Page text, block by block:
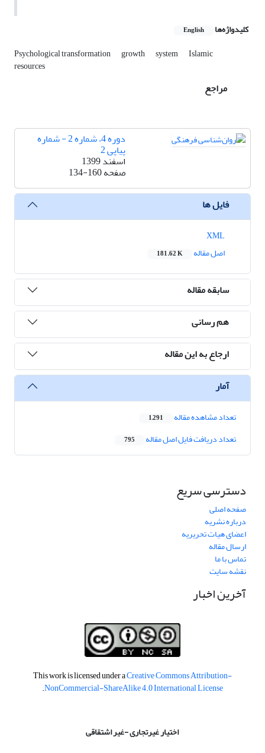
کلیدواژه‌ها English
Psychological transformation growth system Islamic
resources
مراجع
دوره 4، شماره 2 - شماره
پیاپی 2
اسفند 1399
صفحه134-160
فایل ها
اصل مقاله
181.62 K
سابقه مقاله
هم رسانی
ارجاع به این مقاله
آمار
تعداد مشاهده مقاله 1,291
تعداد دریافت فایل اصل مقاله 795
دسترسی سریع
صفحه اصلی
درباره نشریه
اعضای هیات تحریریه
ارسال مقاله
تماس با ما
نقشه سایت
آخرین اخبار
This work is licensed under aCreative Commons Attribution-
NonCommercial-ShareAlike 4.0 International License
.
اختیار غیرتجاری -غیر اشتقاقی